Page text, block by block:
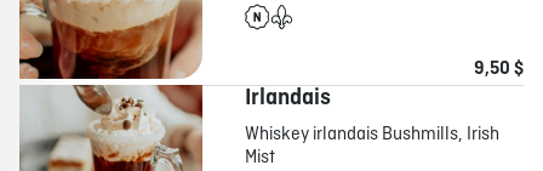
9,50 $
Irlandais
Whiskey irlandais Bushmills, Irish
Mist